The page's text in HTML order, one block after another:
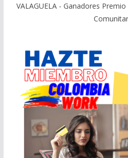
VALAGUELA - Ganadores